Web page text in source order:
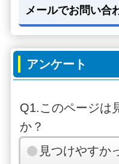
メールでお問い合
アンケート
Q1.このページは
か？
見つけやすか